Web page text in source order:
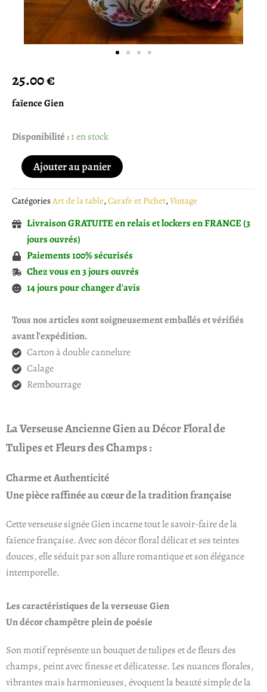
25.00€
faïence Gien
Disponibilité :1 en stock
quantité
Verseuse
AncienneAjouter au panier
CatégoriesArt de la table,Carafe et Pichet,Vintage
Livraison GRATUITE en relais et lockers en FRANCE (3
jours ouvrés)
Paiements 100% sécurisés
Chez vous en 3 jours ouvrés
14 jours pour changer d'avis
Tous nos articles sont soigneusement emballés et vérifiés
avant l'expédition.
Carton à double cannelure
Calage
Rembourrage
La Verseuse Ancienne Gien au Décor Floral de
Tulipes et Fleurs des Champs :
Charme et Authenticité
Une pièce raffinée au cœur de la tradition française
Cette verseuse signée Gien incarne tout le savoir-faire de la
faïence française. Avec son décor floral délicat et ses teintes
douces, elle séduit par son allure romantique et son élégance
intemporelle.
Les caractéristiques de la verseuse Gien
Un décor champêtre plein de poésie
Son motif représente un bouquet de tulipes et de fleurs des
champs, peint avec finesse et délicatesse. Les nuances florales,
vibrantes mais harmonieuses, évoquent la beauté simple de la